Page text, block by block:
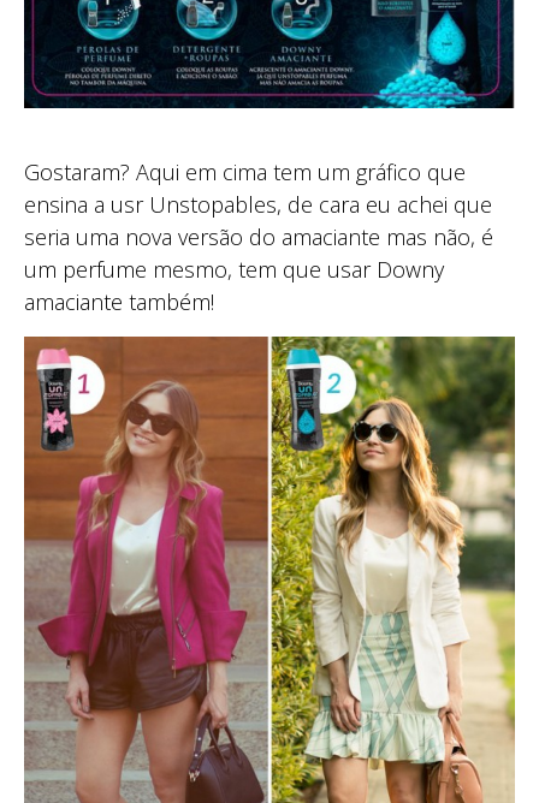
Gostaram? Aqui em cima tem um gráfico que
ensina a usr Unstopables, de cara eu achei que
seria uma nova versão do amaciante mas não, é
um perfume mesmo, tem que usar Downy
amaciante também!